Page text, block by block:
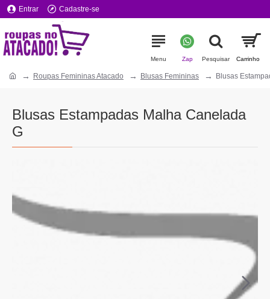
Entrar Cadastre-se
Roupas Femininas Atacado Blusas Femininas Blusas
Blusas Estampadas Malha Canelada
G